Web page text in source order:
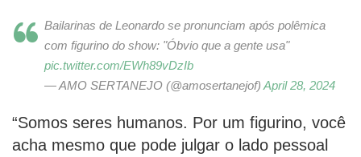
Bailarinas de Leonardo se pronunciam após polêmica
com figurino do show: "Óbvio que a gente usa"
pic.twitter.com/EWh89vDzIb
— AMO SERTANEJO (@amosertanejof) April 28, 2024
“Somos seres humanos. Por um figurino, você
acha mesmo que pode julgar o lado pessoal